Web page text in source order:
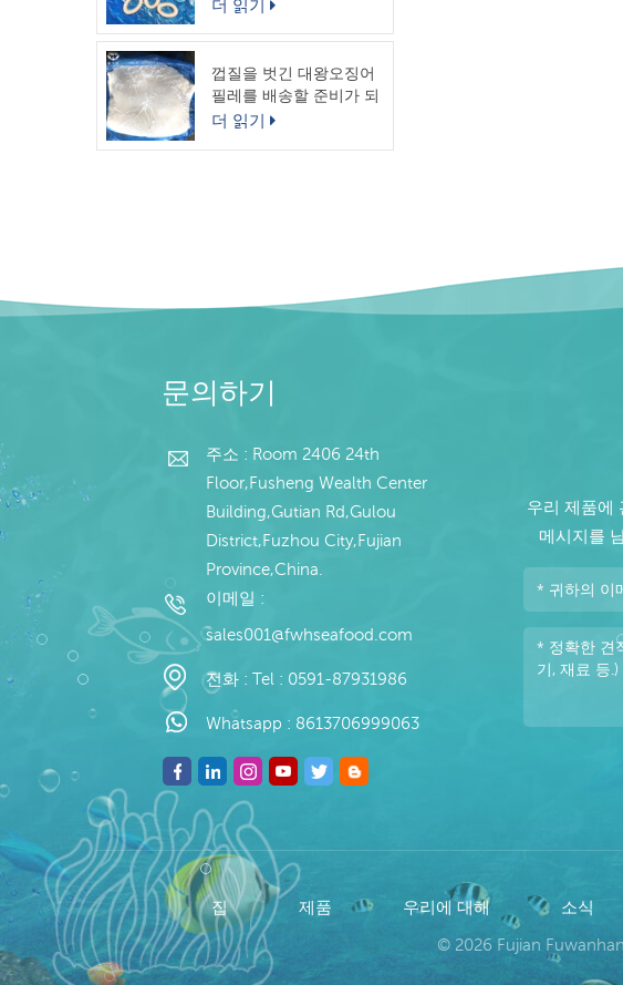
더 읽기
껍질을 벗긴 대왕오징어
필레를 배송할 준비가 되
었습니다.
더 읽기
문의하기
주소 : Room 2406 24th
Floor,Fusheng Wealth Center
Building,Gutian Rd,Gulou
District,Fuzhou City,Fujian
Province,China.
이메일 :
sales001@fwhseafood.com
전화 : Tel : 0591-87931986
Whatsapp : 8613706999063
우리 제품에
메시지를
집 제품 우리에 대해 소식
© 2026 Fujian